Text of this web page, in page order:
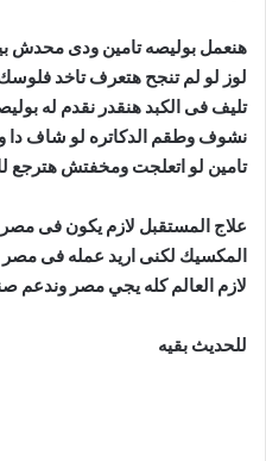
هنعمل بوليصه تامين ودى محدش
لوز لو لم تنجح هتعرف تاخد
نشوف وطقم الدكاتره لو شاف دا
تامين لو اتعلجت ومخفتش
علاج المستقبل لازم يكون فى
لازم العالم كله يجي مصر وندعم
للحديث بقيه